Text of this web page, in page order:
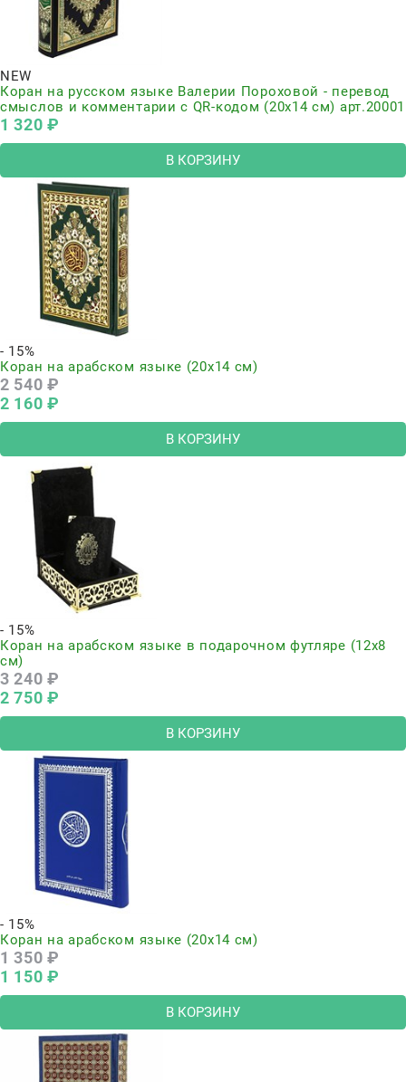
NEW
Коран на русском языке Валерии Пороховой - перевод
смыслов и комментарии с QR-кодом (20х14 см) арт.20001
1 320 ₽
В КОРЗИНУ
- 15%
Коран на арабском языке (20х14 см)
2 540 ₽
2 160 ₽
В КОРЗИНУ
- 15%
Коран на арабском языке в подарочном футляре (12х8
см)
3 240 ₽
2 750 ₽
В КОРЗИНУ
- 15%
Коран на арабском языке (20х14 см)
1 350 ₽
1 150 ₽
В КОРЗИНУ